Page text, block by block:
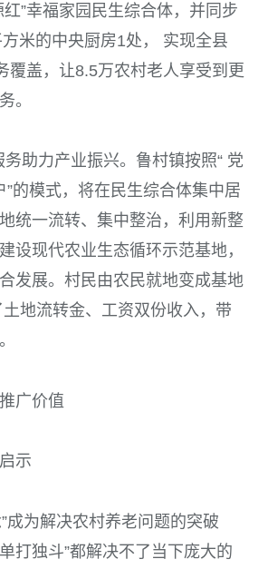
红”幸福家园民生综合体，并同步
方米的中央厨房1处， 实现全县
覆盖，让8.5万农村老人享受到更
。
助力产业振兴。 鲁村镇按照“ 党
”的模式，将在民生综合体集中居
统一流转、集中整治，利用新整
设现代农业生态循环示范基地，
发展。村民由农民就地变成基地
地流转金、工资双份收入，带
广价值
示
成为解决农村养老问题的突破
单打独斗”都解决不了当下庞大的